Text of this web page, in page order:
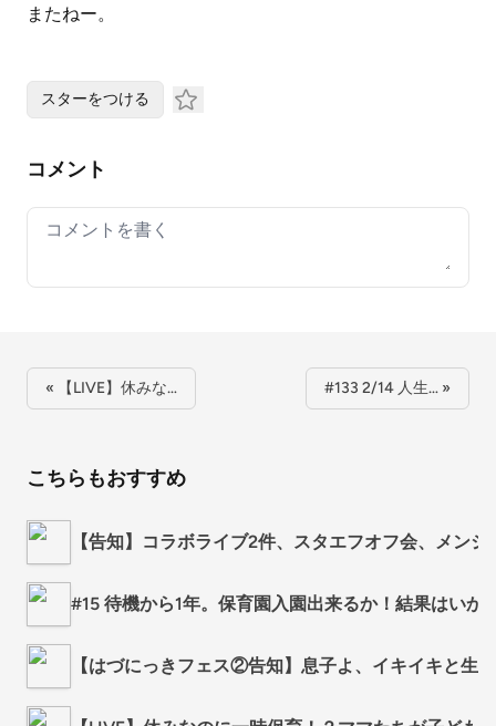
またねー。
スターをつける
コメント
Your comment
« 【LIVE】休みな… #133 2/14 人生… »
こちらもおすすめ
【告知】コラボライブ2件、スタエフオフ会、メンシ
#15 待機から1年。保育園入園出来るか！結果はいか
【はづにっきフェス②告知】息子よ、イキイキと生